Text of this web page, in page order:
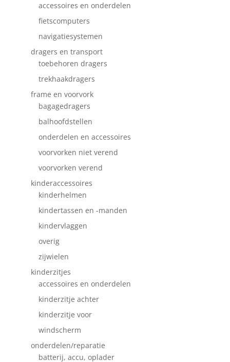
accessoires en onderdelen
fietscomputers
navigatiesystemen
dragers en transport
toebehoren dragers
trekhaakdragers
frame en voorvork
bagagedragers
balhoofdstellen
onderdelen en accessoires
voorvorken niet verend
voorvorken verend
kinderaccessoires
kinderhelmen
kindertassen en -manden
kindervlaggen
overig
zijwielen
kinderzitjes
accessoires en onderdelen
kinderzitje achter
kinderzitje voor
windscherm
onderdelen/reparatie
batterij, accu, oplader